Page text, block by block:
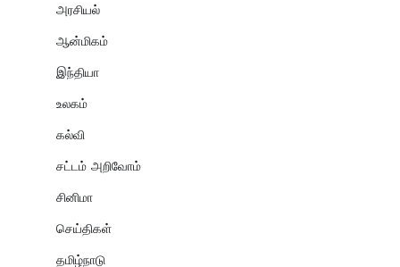
அரசியல்
ஆன்மிகம்
இந்தியா
உலகம்
கல்வி
சட்டம் அறிவோம்
சினிமா
செய்திகள்
தமிழ்நாடு